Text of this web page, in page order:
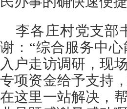
李各庄村党支部
谢：“综合服务中
入户走访调研，现
专项资金给予支持
在这里一站解决，